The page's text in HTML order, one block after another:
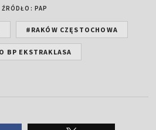
ŹRÓDŁO: PAP
#RAKÓW CZĘSTOCHOWA
BP EKSTRAKLASA